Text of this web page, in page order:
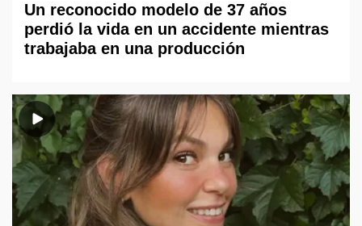
Un reconocido modelo de 37 años
perdió la vida en un accidente mientras
trabajaba en una producción